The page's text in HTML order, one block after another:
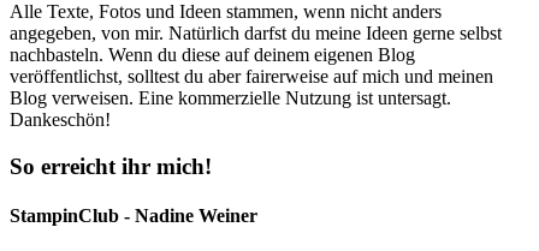
Alle Texte, Fotos und Ideen stammen, wenn nicht anders
angegeben, von mir. Natürlich darfst du meine Ideen gerne selbst
nachbasteln. Wenn du diese auf deinem eigenen Blog
veröffentlichst, solltest du aber fairerweise auf mich und meinen
Blog verweisen. Eine kommerzielle Nutzung ist untersagt.
Dankeschön!
So erreicht ihr mich!
StampinClub - Nadine Weiner